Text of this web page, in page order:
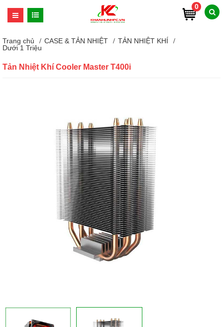
0
Trang chủ CASE & TẢN NHIỆT
TẢN NHIỆT KHÍ
Dưới 1 Triệu
Tản Nhiệt Khí Cooler Master T400i